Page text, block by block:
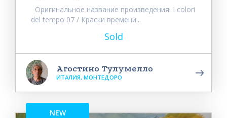
Оригинальное название произведения: I colori
del tempo 07 / Краски времени...
Sold
Агостино Тулумелло
ИТАЛИЯ, МОНТЕДОРО
NEW